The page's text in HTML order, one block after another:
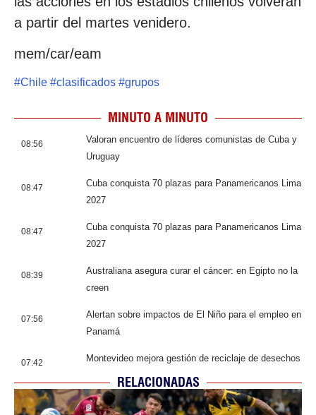
a partir del martes venidero.
mem/car/eam
#Chile #clasificados #grupos
MINUTO A MINUTO
08:56
Valoran encuentro de líderes comunistas de Cuba y
Uruguay
08:47
Cuba conquista 70 plazas para Panamericanos Lima
2027
08:47
Cuba conquista 70 plazas para Panamericanos Lima
2027
08:39
Australiana asegura curar el cáncer: en Egipto no la
creen
07:56
Alertan sobre impactos de El Niño para el empleo en
Panamá
07:42 Montevideo mejora gestión de reciclaje de desechos
RELACIONADAS